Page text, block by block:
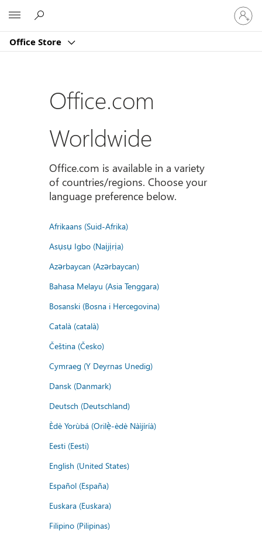
Office Store
Sign
in
to
account
Office.com
Worldwide
Office.com is available in a variety
of countries/regions. Choose your
language preference below.
Afrikaans (Suid-Afrika)
Asụsụ Igbo (Naịjịrịa)
Azərbaycan (Azərbaycan)
Bahasa Melayu (Asia Tenggara)
Bosanski (Bosna i Hercegovina)
Català (català)
Čeština (Česko)
Cymraeg (Y Deyrnas Unedig)
Dansk (Danmark)
Deutsch (Deutschland)
Èdè Yorùbá (Orilẹ̀-èdè Nàìjíríà)
Eesti (Eesti)
English (United States)
Español (España)
Euskara (Euskara)
Filipino (Pilipinas)